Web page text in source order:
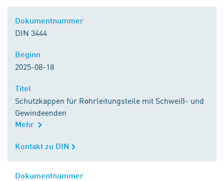
Dokumentnummer
DIN 3444
Beginn
2025-08-18
Titel
Schutzkappen für Rohrleitungsteile mit Schweiß- und
Gewindeenden
Mehr
Kontakt zu DIN
Kontakt zu DIN
Dokumentnummer